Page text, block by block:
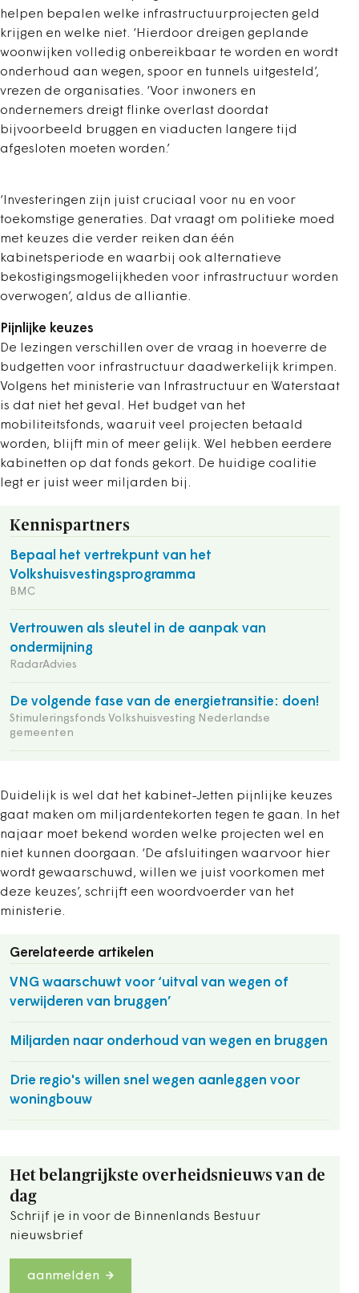
helpen bepalen welke infrastructuurprojecten geld
krijgen en welke niet. ‘Hierdoor dreigen geplande
woonwijken volledig onbereikbaar te worden en wordt
onderhoud aan wegen, spoor en tunnels uitgesteld’,
vrezen de organisaties. ‘Voor inwoners en
ondernemers dreigt flinke overlast doordat
bijvoorbeeld bruggen en viaducten langere tijd
afgesloten moeten worden.’
‘Investeringen zijn juist cruciaal voor nu en voor
toekomstige generaties. Dat vraagt om politieke moed
met keuzes die verder reiken dan één
kabinetsperiode en waarbij ook alternatieve
bekostigingsmogelijkheden voor infrastructuur worden
overwogen’, aldus de alliantie.
Pijnlijke keuzes
De lezingen verschillen over de vraag in hoeverre de
budgetten voor infrastructuur daadwerkelijk krimpen.
Volgens het ministerie van Infrastructuur en Waterstaat
is dat niet het geval. Het budget van het
mobiliteitsfonds, waaruit veel projecten betaald
worden, blijft min of meer gelijk. Wel hebben eerdere
kabinetten op dat fonds gekort. De huidige coalitie
legt er juist weer miljarden bij.
Kennispartners
Bepaal het vertrekpunt van het
Volkshuisvestingsprogramma
BMC
Vertrouwen als sleutel in de aanpak van
ondermijning
RadarAdvies
De volgende fase van de energietransitie: doen!
Stimuleringsfonds Volkshuisvesting Nederlandse
gemeenten
Duidelijk is wel dat het kabinet-Jetten pijnlijke keuzes
gaat maken om miljardentekorten tegen te gaan. In het
najaar moet bekend worden welke projecten wel en
niet kunnen doorgaan. ‘De afsluitingen waarvoor hier
wordt gewaarschuwd, willen we juist voorkomen met
deze keuzes’, schrijft een woordvoerder van het
ministerie.
Gerelateerde artikelen
VNG waarschuwt voor ‘uitval van wegen of
verwijderen van bruggen’
Miljarden naar onderhoud van wegen en bruggen
Drie regio's willen snel wegen aanleggen voor
woningbouw
Het belangrijkste overheidsnieuws van de
dag
Schrijf je in voor de Binnenlands Bestuur
nieuwsbrief
aanmelden